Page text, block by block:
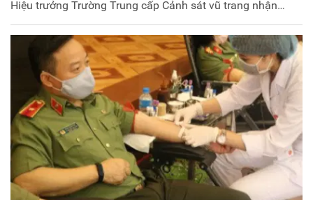
Hiệu trưởng Trường Trung cấp Cảnh sát vũ trang nhận
công tác và giữ chức vụ Phó Giám đốc Học viện. Đồng chí
Trung tướng, PGS.TS Trần Vi Dân, Bí thư Đảng ủy, Giám
đốc Học viện chủ trì buổi thông báo Quyết định. Cùng dự
có các đồng chí trong Ban Thường vụ Đảng ủy, Ban Giám
đốc Học viện, đại diện lãnh đạo các đơn vị và các tổ chức
quần chúng thuộc Học viện.